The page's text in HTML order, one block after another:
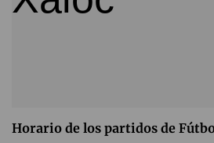
Horario de los partidos de